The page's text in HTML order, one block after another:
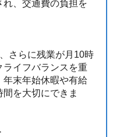
、交通費の負担を
さらに残業が月10時
ライフバランスを重
年末年始休暇や有給
を大切にできま